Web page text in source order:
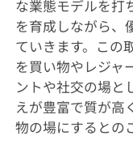
な業態モデルを打
を育成しながら、
ていきます。この
を買い物やレジャ
ントや社交の場と
えが豊富で質が高
物の場にするとの